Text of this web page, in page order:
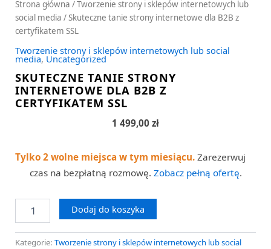
Strona główna /Tworzenie strony i sklepów internetowych lub
social media / Skuteczne tanie strony internetowe dla B2B z
certyfikatem SSL
Tworzenie strony i sklepów internetowych lub social
media, Uncategorized
SKUTECZNE TANIE STRONY
INTERNETOWE DLA B2B Z
CERTYFIKATEM SSL
1 499,00 zł
Tylko 2 wolne miejsca w tym miesiącu. Zarezerwuj
czas na bezpłatną rozmowę. Zobacz pełną ofertę.
Dodaj do koszyka
Kategorie: Tworzenie strony i sklepów internetowych lub social